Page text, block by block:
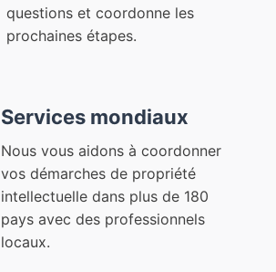
questions et coordonne les
prochaines étapes.
Services mondiaux
Nous vous aidons à coordonner
vos démarches de propriété
intellectuelle dans plus de 180
pays avec des professionnels
locaux.